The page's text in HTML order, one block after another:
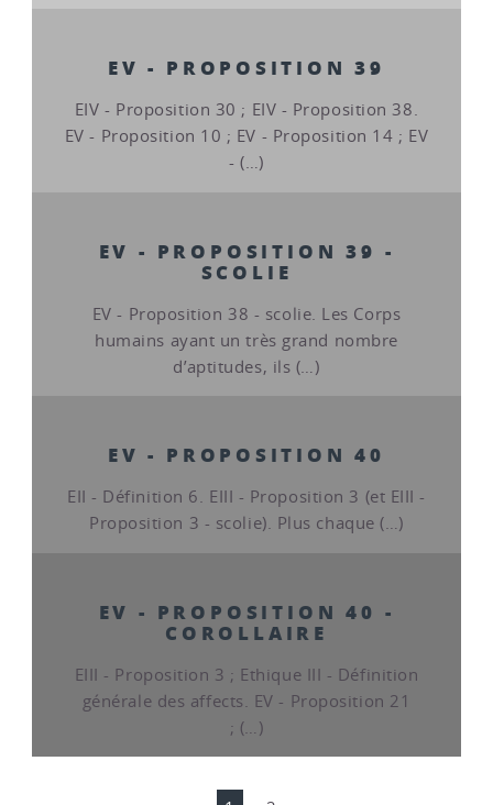
EV - PROPOSITION 39
EIV - Proposition 30 ; EIV - Proposition 38.
EV - Proposition 10 ; EV - Proposition 14 ; EV
- (…)
EV - PROPOSITION 39 -
SCOLIE
EV - Proposition 38 - scolie. Les Corps
humains ayant un très grand nombre
d’aptitudes, ils (…)
EV - PROPOSITION 40
EII - Définition 6. EIII - Proposition 3 (et EIII -
Proposition 3 - scolie). Plus chaque (…)
EV - PROPOSITION 40 -
COROLLAIRE
EIII - Proposition 3 ; Ethique III - Définition
générale des affects. EV - Proposition 21
; (…)